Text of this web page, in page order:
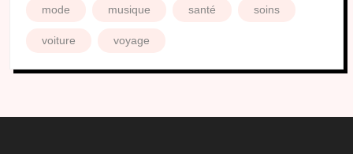
mode musique santé soins
voiture voyage